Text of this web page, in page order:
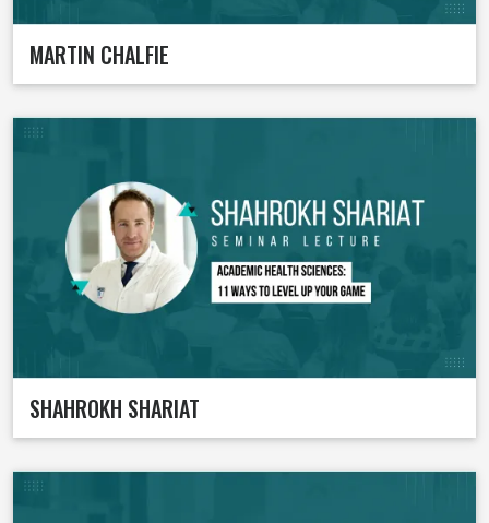
MARTIN CHALFIE
SHAHROKH SHARIAT